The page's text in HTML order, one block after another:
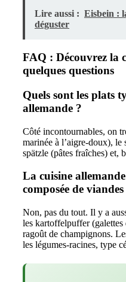
Lire aussi : Eisbein :
déguster
FAQ : Découvrez la
quelques questions
Quels sont les plats
allemande ?
Côté incontournables, on
marinée à l’aigre-doux), le
spätzle (pâtes fraîches) et,
La cuisine
composée de
Non, pas du tout. Il y a
les kartoffelpuffer (galettes
ragoût de champignons.
les légumes-racines, type